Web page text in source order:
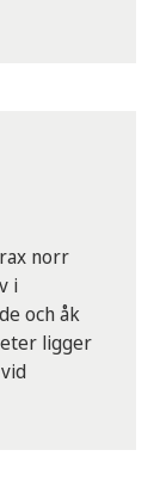
norr
i
och åk
ligger